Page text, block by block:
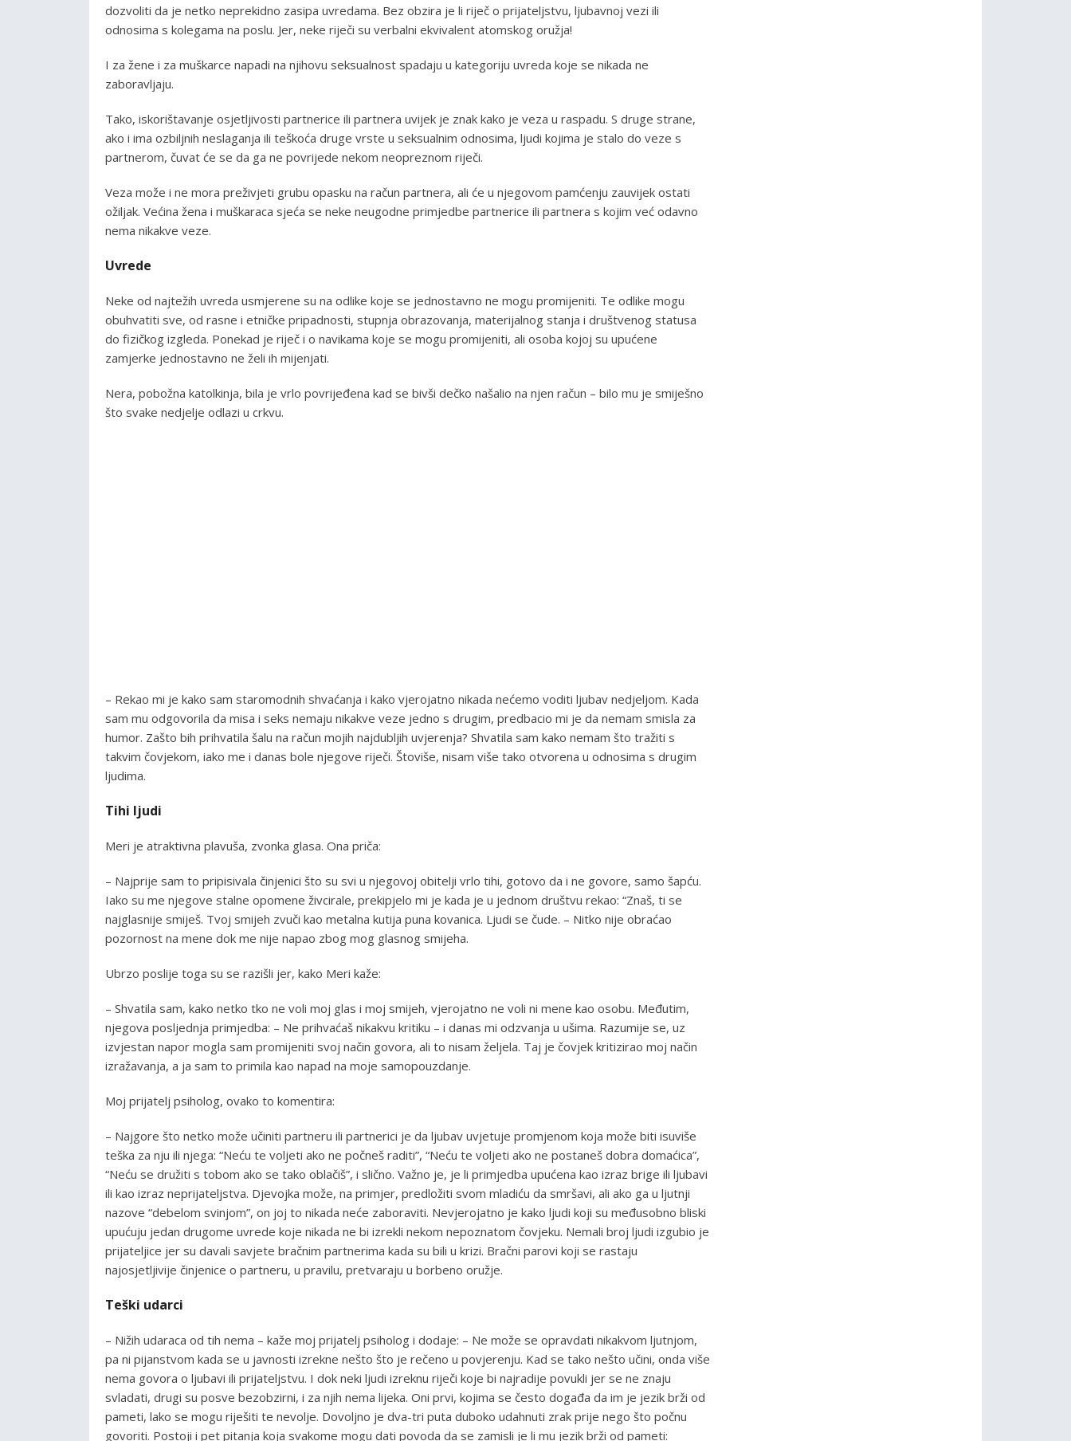
dozvoliti da je netko neprekidno zasipa uvredama. Bez obzira je li riječ o prijateljstvu, ljubavnoj vezi ili
odnosima s kolegama na poslu. Jer, neke riječi su verbalni ekvivalent atomskog oružja!
I za žene i za muškarce napadi na njihovu seksualnost spadaju u kategoriju uvreda koje se nikada ne
zaboravljaju.
Tako, iskorištavanje osjetljivosti partnerice ili partnera uvijek je znak kako je veza u raspadu. S druge strane,
ako i ima ozbiljnih neslaganja ili teškoća druge vrste u seksualnim odnosima, ljudi kojima je stalo do veze s
partnerom, čuvat će se da ga ne povrijede nekom neopreznom riječi.
Veza može i ne mora preživjeti grubu opasku na račun partnera, ali će u njegovom pamćenju zauvijek ostati
ožiljak. Većina žena i muškaraca sjeća se neke neugodne primjedbe partnerice ili partnera s kojim već odavno
nema nikakve veze.
Uvrede
Neke od najtežih uvreda usmjerene su na odlike koje se jednostavno ne mogu promijeniti. Te odlike mogu
obuhvatiti sve, od rasne i etničke pripadnosti, stupnja obrazovanja, materijalnog stanja i društvenog statusa
do fizičkog izgleda. Ponekad je riječ i o navikama koje se mogu promijeniti, ali osoba kojoj su upućene
zamjerke jednostavno ne želi ih mijenjati.
Nera, pobožna katolkinja, bila je vrlo povrijeđena kad se bivši dečko našalio na njen račun – bilo mu je smiješno
što svake nedjelje odlazi u crkvu.
– Rekao mi je kako sam staromodnih shvaćanja i kako vjerojatno nikada nećemo voditi ljubav nedjeljom. Kada
sam mu odgovorila da misa i seks nemaju nikakve veze jedno s drugim, predbacio mi je da nemam smisla za
humor. Zašto bih prihvatila šalu na račun mojih najdubljih uvjerenja? Shvatila sam kako nemam što tražiti s
takvim čovjekom, iako me i danas bole njegove riječi. Štoviše, nisam više tako otvorena u odnosima s drugim
ljudima.
Tihi ljudi
Meri je atraktivna plavuša, zvonka glasa. Ona priča:
– Najprije sam to pripisivala činjenici što su svi u njegovoj obitelji vrlo tihi, gotovo da i ne govore, samo šapću.
Iako su me njegove stalne opomene živcirale, prekipjelo mi je kada je u jednom društvu rekao: “Znaš, ti se
najglasnije smiješ. Tvoj smijeh zvuči kao metalna kutija puna kovanica. Ljudi se čude. – Nitko nije obraćao
pozornost na mene dok me nije napao zbog mog glasnog smijeha.
Ubrzo poslije toga su se razišli jer, kako Meri kaže:
– Shvatila sam, kako netko tko ne voli moj glas i moj smijeh, vjerojatno ne voli ni mene kao osobu. Međutim,
njegova posljednja primjedba: – Ne prihvaćaš nikakvu kritiku – i danas mi odzvanja u ušima. Razumije se, uz
izvjestan napor mogla sam promijeniti svoj način govora, ali to nisam željela. Taj je čovjek kritizirao moj način
izražavanja, a ja sam to primila kao napad na moje samopouzdanje.
Moj prijatelj psiholog, ovako to komentira:
– Najgore što netko može učiniti partneru ili partnerici je da ljubav uvjetuje promjenom koja može biti isuviše
teška za nju ili njega: “Neću te voljeti ako ne počneš raditi”, “Neću te voljeti ako ne postaneš dobra domaćica”,
“Neću se družiti s tobom ako se tako oblačiš”, i slično. Važno je, je li primjedba upućena kao izraz brige ili ljubavi
ili kao izraz neprijateljstva. Djevojka može, na primjer, predložiti svom mladiću da smršavi, ali ako ga u ljutnji
nazove “debelom svinjom”, on joj to nikada neće zaboraviti. Nevjerojatno je kako ljudi koji su međusobno bliski
upućuju jedan drugome uvrede koje nikada ne bi izrekli nekom nepoznatom čovjeku. Nemali broj ljudi izgubio je
prijateljice jer su davali savjete bračnim partnerima kada su bili u krizi. Bračni parovi koji se rastaju
najosjetljivije činjenice o partneru, u pravilu, pretvaraju u borbeno oružje.
Teški udarci
– Nižih udaraca od tih nema – kaže moj prijatelj psiholog i dodaje: – Ne može se opravdati nikakvom ljutnjom,
pa ni pijanstvom kada se u javnosti izrekne nešto što je rečeno u povjerenju. Kad se tako nešto učini, onda više
nema govora o ljubavi ili prijateljstvu. I dok neki ljudi izreknu riječi koje bi najradije povukli jer se ne znaju
svladati, drugi su posve bezobzirni, i za njih nema lijeka. Oni prvi, kojima se često događa da im je jezik brži od
pameti, lako se mogu riješiti te nevolje. Dovoljno je dva-tri puta duboko udahnuti zrak prije nego što počnu
govoriti. Postoji i pet pitanja koja svakome mogu dati povoda da se zamisli je li mu jezik brži od pameti: